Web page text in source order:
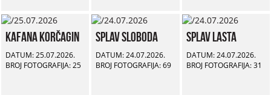
Kafana Korčagin
DATUM: 25.07.2026.
BROJ FOTOGRAFIJA: 25
Splav Sloboda
DATUM: 24.07.2026.
BROJ FOTOGRAFIJA: 69
Splav Lasta
DATUM: 24.07.2026.
BROJ FOTOGRAFIJA: 31